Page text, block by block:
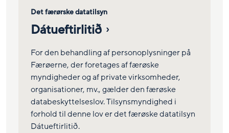
Det færørske datatilsyn
Dátueftirlitið
For den behandling af personoplysninger på
Færøerne, der foretages af færøske
myndigheder og af private virksomheder,
organisationer, mv., gælder den færøske
databeskyttelseslov. Tilsynsmyndighed i
forhold til denne lov er det færøske datatilsyn
Dátueftirlitið.